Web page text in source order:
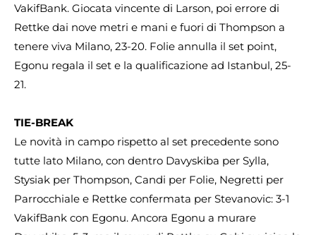
VakifBank. Giocata vincente di Larson, poi errore di
Rettke dai nove metri e mani e fuori di Thompson a
tenere viva Milano, 23-20. Folie annulla il set point,
Egonu regala il set e la qualificazione ad Istanbul, 25-
21.
TIE-BREAK
Le novità in campo rispetto al set precedente sono
tutte lato Milano, con dentro Davyskiba per Sylla,
Stysiak per Thompson, Candi per Folie, Negretti per
Parrocchiale e Rettke confermata per Stevanovic: 3-1
VakifBank con Egonu. Ancora Egonu a murare